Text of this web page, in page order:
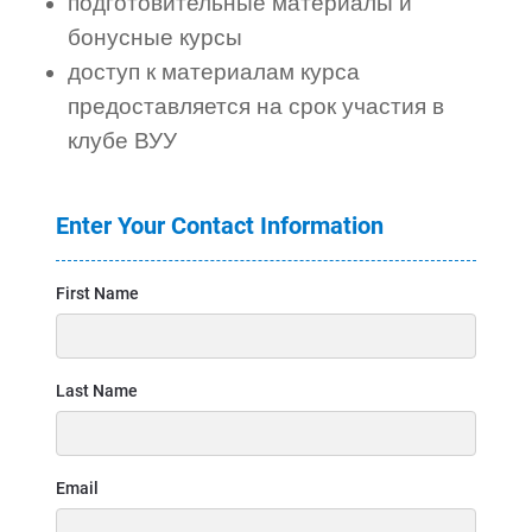
бонусные курсы
доступ к материалам курса
предоставляется на срок участия в
клубе ВУУ